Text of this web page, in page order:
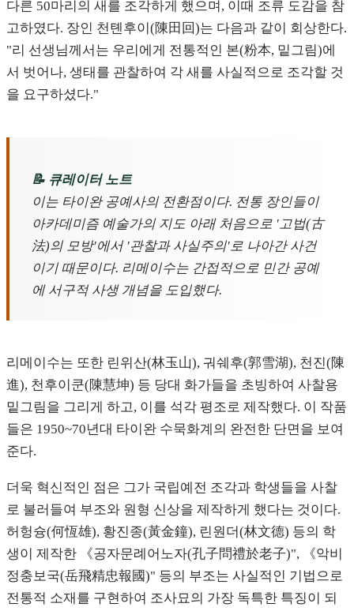
다른 50마리의 새를 조각하게 했으며, 이때 조류 도감을 참
고하였다. 장인 천톈후이(陳田回)는 다음과 같이 회상한다.
"리 선생님께서는 우리에게 전통적인 본(粉本, 밑그림)에
서 벗어나, 생태를 관찰하여 각 새를 사실적으로 조각할 것
을 요구하셨다."
📝 큐레이터 노트
이는 타이완 공예사의 전환점이다. 전통 장인들이
아카데미즘 예술가의 지도 아래 처음으로 '고법(古
法)의 모방'에서 '관찰과 사실주의'로 나아간 사건
이기 때문이다. 리메이수는 간접적으로 민간 공예
에 서구적 사생 개념을 도입했다.
리메이수는 또한 린위산(林玉山), 궈쉐후(郭雪湖), 천진(陳
進), 천후이쿤(陳慧坤) 등 당대 화가들을 초빙하여 사찰용
밑그림을 그리게 하고, 이를 석각 평조로 제작했다. 이 작품
들은 1950~70년대 타이완 수묵화계의 완전한 단면을 보여
준다.
더욱 혁신적인 점은 그가 국립예전 조각과 학생들을 사찰
로 불러들여 부조와 원형 신상을 제작하게 했다는 것이다.
허헝슝(何恆雄), 황진종(黃金鐘), 린원더(林文德) 등의 학
생이 제작한 《공자문례어노자(孔子問禮於老子)", 《악비
정충보국(岳飛精忠報國)" 등의 부조는 사실적인 기법으로
전통적 소재를 구현하여 조사묘의 가장 독특한 특징이 되